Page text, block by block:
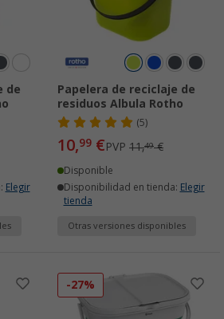
de
Elegir
Papelera de reciclaje de
residuos Albula Rotho
(5)
10,99 €PVP 11,49€
Disponible
Disponibilidad en tienda: Elegir
tienda
Otras versiones disponibles
-27%